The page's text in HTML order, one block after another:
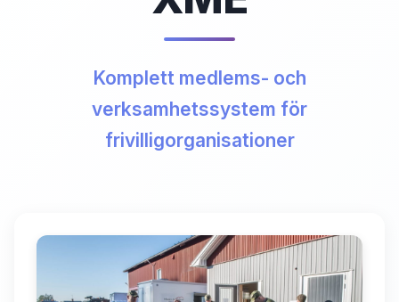
Komplett medlems- och
verksamhetssystem för
frivilligorganisationer